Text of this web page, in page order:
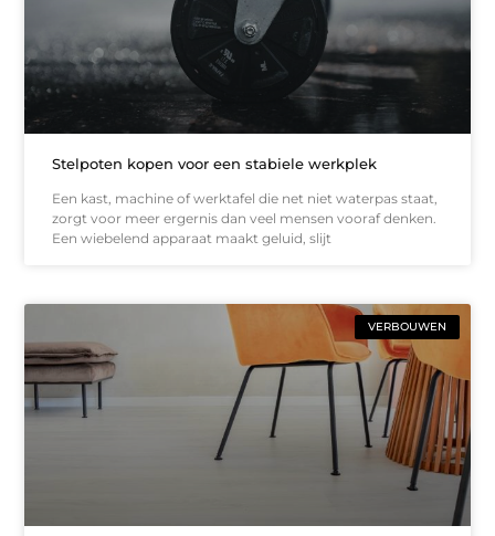
Stelpoten kopen voor een stabiele werkplek
Een kast, machine of werktafel die net niet waterpas staat,
zorgt voor meer ergernis dan veel mensen vooraf denken.
Een wiebelend apparaat maakt geluid, slijt
VERBOUWEN